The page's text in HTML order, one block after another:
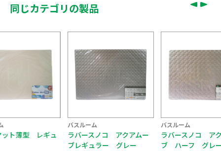
同じカテゴリの製品
ット薄型 レギュ
バスルーム
ラバースノコ アクアムー
ブレギュラー グレー
バスルーム
ラバースノコ ア
ブ ハーフ グレ